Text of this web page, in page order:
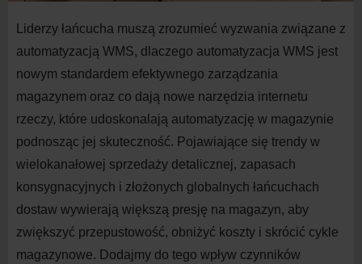
Liderzy łańcucha muszą zrozumieć wyzwania związane z
automatyzacją WMS, dlaczego automatyzacja WMS jest
nowym standardem efektywnego zarządzania
magazynem oraz co dają nowe narzędzia internetu
rzeczy, które udoskonalają automatyzację w magazynie
podnosząc jej skuteczność. Pojawiające się trendy w
wielokanałowej sprzedaży detalicznej, zapasach
konsygnacyjnych i złożonych globalnych łańcuchach
dostaw wywierają większą presję na magazyn, aby
zwiększyć przepustowość, obniżyć koszty i skrócić cykle
magazynowe. Dodajmy do tego wpływ czynników